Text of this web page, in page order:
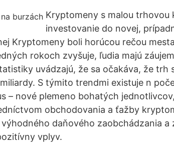
Kryptomeny s malou trhovou
investovanie do novej,
Kryptomeny boli horúcou rečou
rokoch zvyšuje, ľudia majú
uvádzajú, že sa očakáva, že trh
S týmito trendmi existuje n
– nové plemeno bohatých
obchodovania a ťažby
daňového zaobchádzania
vplyv.